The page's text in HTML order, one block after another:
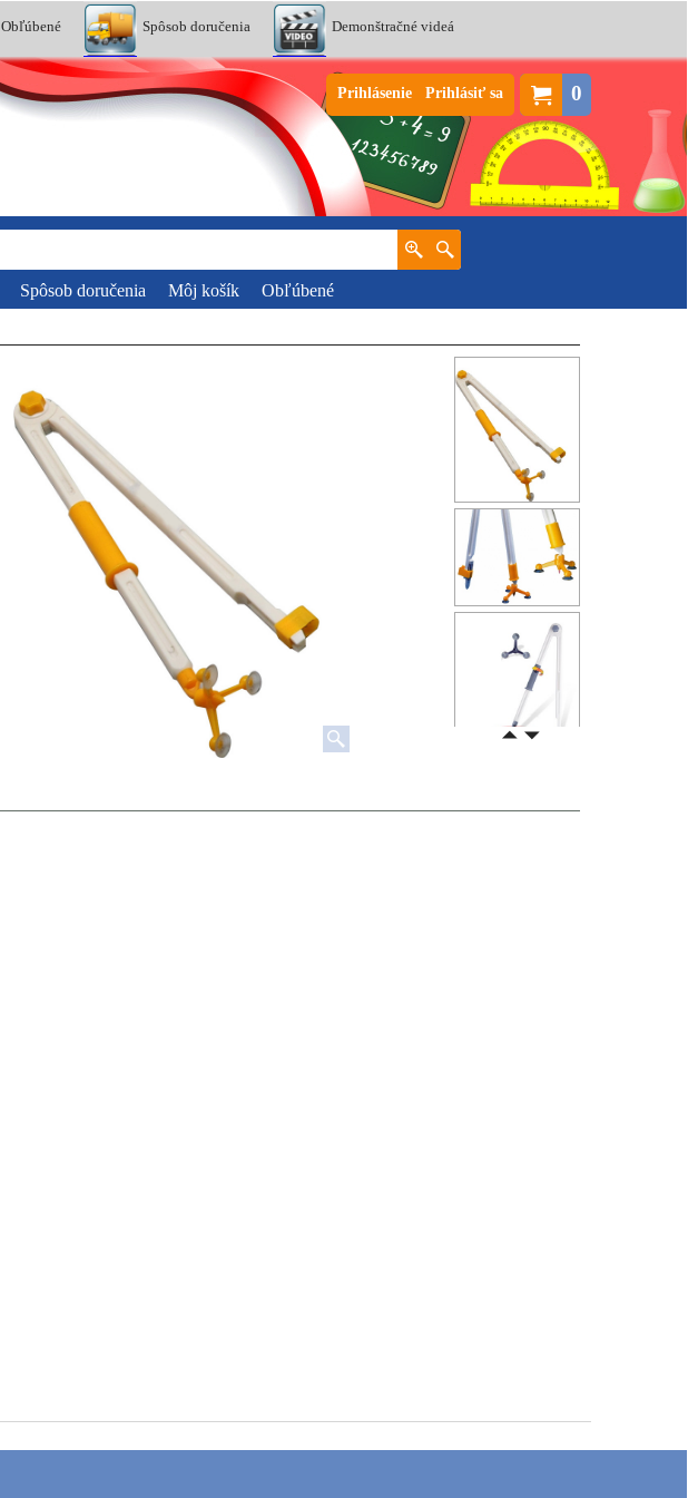
Obľúbené Spôsob doručenia Demonštračné videá
0
Prihlásenie Prihlásiť sa
Spôsob doručenia Môj košík
Obľúbené